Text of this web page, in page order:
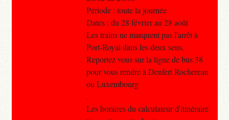
Période : toute la journée
Dates : du 28 février au 28 août
Les trains ne marquent pas l'arrêt à
Port-Royal dans les deux sens.
Reportez vous sur la ligne de bus 38
pour vous rendre à Denfert Rochereau
ou Luxembourg
.
Les horaires du calculateur d'itinéraire